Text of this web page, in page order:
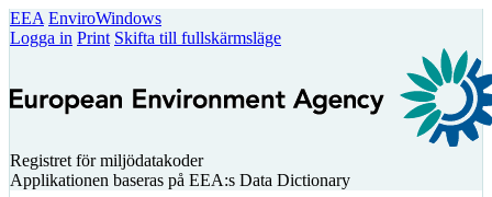
EEA EnviroWindows
Logga in Print Skifta till fullskärmsläge
Registret för miljödatakoder
Applikationen baseras på EEA:s Data Dictionary